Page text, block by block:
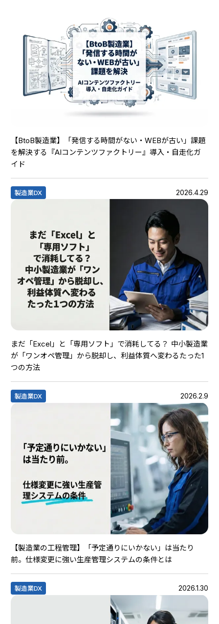
【BtoB製造業】「発信する時間がない・WEBが古い」課題
を解決する『AIコンテンツファクトリー』導入・自走化ガ
イド
製造業DX 2026.4.29
まだ「Excel」と「専用ソフト」で消耗してる？ 中小製造業
が「ワンオペ管理」から脱却し、利益体質へ変わるたった1
つの方法
製造業DX 2026.2.9
【製造業の工程管理】「予定通りにいかない」は当たり
前。仕様変更に強い生産管理システムの条件とは
製造業DX 2026.1.30